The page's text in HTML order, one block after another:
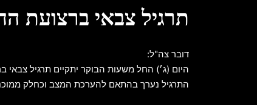
תרגיל צבאי ברצועת
דובר צה"ל:
היום (ג׳) החל משעות הבוקר יתקיים תרגיל צבאי
התרגיל נערך בהתאם להערכת המצב וכחלק